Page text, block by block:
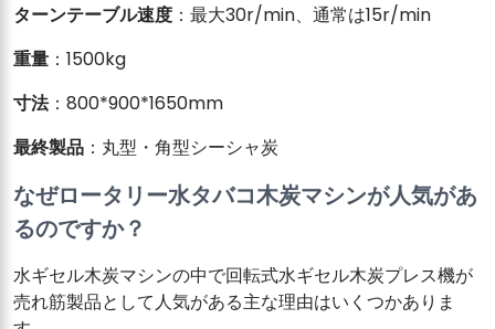
ターンテーブル速度 ：最大30r/min、通常は15r/min
重量 ：1500kg
寸法：800*900*1650mm
最終製品 ：丸型・角型シーシャ炭
なぜロータリー水タバコ木炭マシンが人気があ
るのですか？
水ギセル木炭マシンの中で回転式水ギセル木炭プレス機が
売れ筋製品として人気がある主な理由はいくつかありま